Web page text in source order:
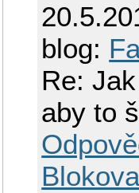
blog:
Re:
aby to